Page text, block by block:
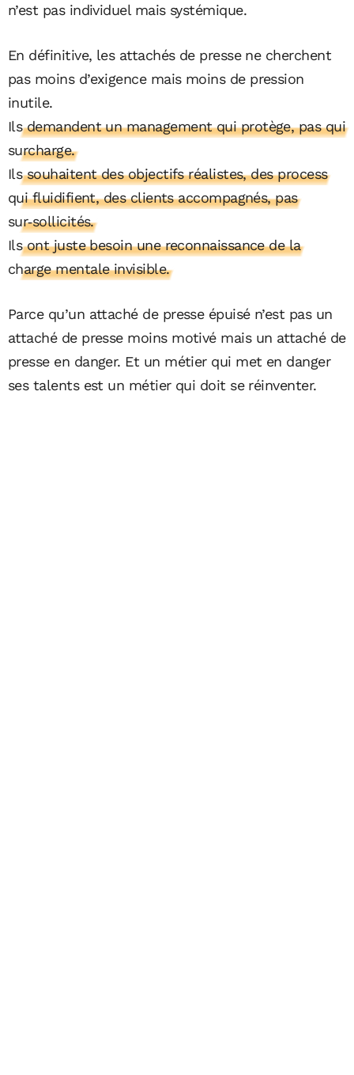
n’est pas individuel mais systémique.
En définitive, les attachés de presse ne cherchent
pas moins d’exigence mais moins de pression
inutile.
Ils demandent un management qui protège, pas qui
surcharge.
Ils souhaitent des objectifs réalistes, des process
qui fluidifient, des clients accompagnés, pas
sur‑sollicités.
Ils ont juste besoin une reconnaissance de la
charge mentale invisible.
Parce qu’un attaché de presse épuisé n’est pas un
attaché de presse moins motivé mais un attaché de
presse en danger. Et un métier qui met en danger
ses talents est un métier qui doit se réinventer.